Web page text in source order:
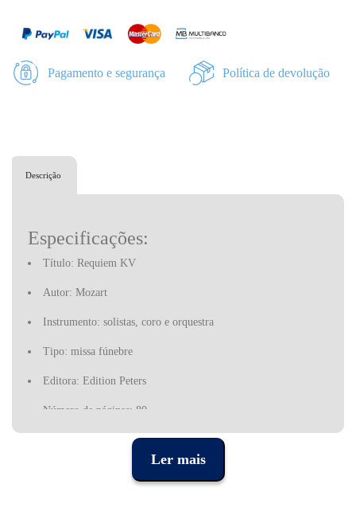
Pagamento e segurança Política de devolução
Descrição
Especificações:
Título: Requiem KV
Autor: Mozart
Instrumento: solistas, coro e orquestra
Tipo: missa fúnebre
Editora: Edition Peters
Número de páginas: 80
Número de catálogo: EP76
compositor e maestro educado em Viena Franz Anton Hoffmeister
Ler mais